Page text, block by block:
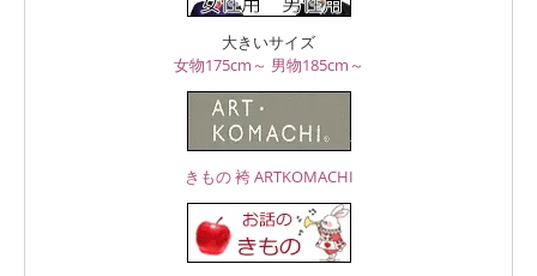
大きいサイズ
女物175cm～ 男物185cm～
きもの 袴 ARTKOMACHI